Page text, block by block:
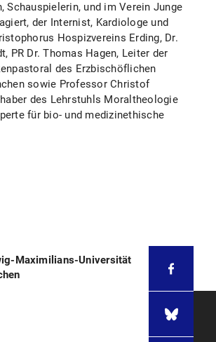
Schauspielerin, und im Verein Junge
der Internist, Kardiologe und
Hospizvereins Erding, Dr.
PR Dr. Thomas Hagen, Leiter der
des Erzbischöflichen
sowie Professor Christof
des Lehrstuhls Moraltheologie
für bio- und medizinethische
Maximilians-Universität